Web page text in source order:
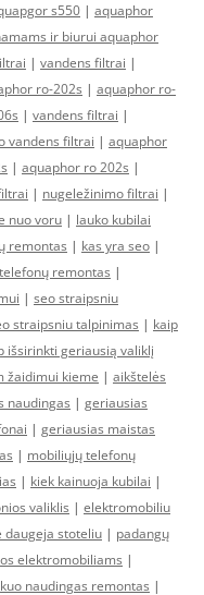
s550 | aquaphor
ir biurui aquaphor
| vandens filtrai |
ro-202s | aquaphor ro-
| vandens filtrai |
vandens filtrai | aquaphor
| aquaphor ro 202s |
| nugeležinimo filtrai |
nuo voru | lauko kubilai
remontas | kas yra seo |
telefonų remontas |
| seo straipsniu
straipsniu talpinimas | kaip
išsirinkti geriausią valiklį
žaidimui kieme | aikštelės
naudingas | geriausias
| geriausias maistas
| mobiliųjų telefonų
| kiek kainuoja kubilai |
valiklis | elektromobiliu
daugeja stoteliu | padangų
elektromobiliams |
kuo naudingas remontas |